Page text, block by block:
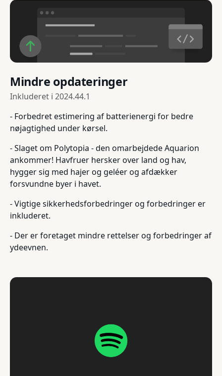
Mindre opdateringer
Inkluderet i 2024.44.1
- Forbedret estimering af batterienergi for bedre
nøjagtighed under kørsel.
- Slaget om Polytopia - den omarbejdede Aquarion
ankommer! Havfruer hersker over land og hav,
hygger sig med hajer og geléer og afdækker
forsvundne byer i havet.
- Vigtige sikkerhedsforbedringer og forbedringer er
inkluderet.
- Der er foretaget mindre rettelser og forbedringer af
ydeevnen.